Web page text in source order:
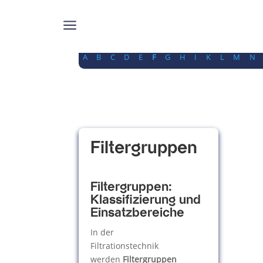
a
A B C D E F G H I K L M N
Filtergruppen
Filtergruppen:
Klassifizierung und
Einsatzbereiche
In der
Filtrationstechnik
werden Filtergruppen